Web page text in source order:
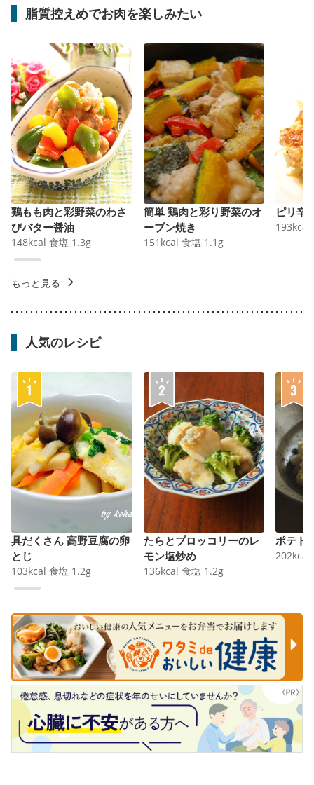
脂質控えめでお肉を楽しみたい
鶏もも肉と彩野菜のわさ
びバター醤油
148kcal 食塩 1.3g
簡単 鶏肉と彩り野菜のオ
ーブン焼き
151 kcal 食塩 1.1 g
ピリ辛
193kcal
もっと見る
人気のレシピ
具だくさん 高野豆腐の卵
とじ
103kcal 食塩 1.2g
たらとブロッコリーのレ
モン塩炒め
136kcal 食塩 1.2g
ポテト
202kcal